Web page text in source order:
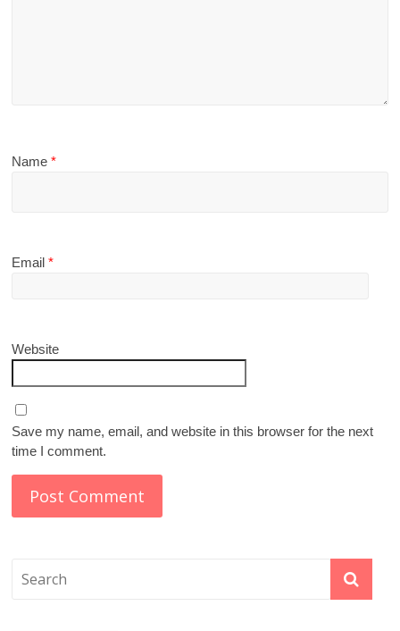
Name*
Email*
Website
Save my name, email, and website in this browser for the next
time I comment.